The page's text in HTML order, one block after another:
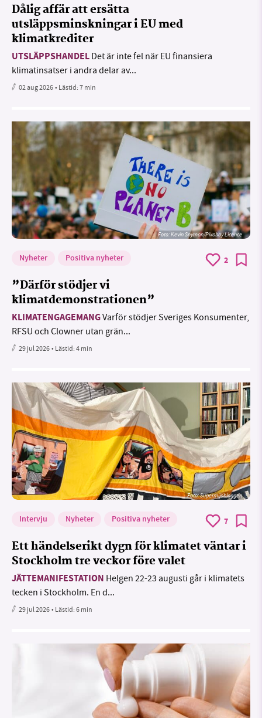
Dålig affär att ersätta
utsläppsminskningar i EU med
klimatkrediter
UTSLÄPPSHANDEL Det är inte fel när EU finansiera
klimatinsatser i andra delar av...
02 aug 2026• Lästid:7 min
Foto:Kevin Snyman/Pixabay Licence
Nyheter Positiva nyheter 2
”Därför stödjer vi
klimatdemonstrationen”
KLIMATENGAGEMANGVarför stödjer Sveriges Konsumenter,
RFSU och Clowner utan grän...
29 jul 2026• Lästid:4 min
Foto: Supermijöbloggen
Intervju Nyheter Positiva nyheter 7
Ett händelserikt dygn för klimatet väntar i
Stockholm tre veckor före valet
JÄTTEMANIFESTATION Helgen 22-23 augusti går i klimatets
tecken i Stockholm. En d...
29 jul 2026• Lästid:6 min